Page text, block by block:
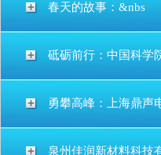
春天的故事：&nbs
砥砺前行：中国科学
勇攀高峰：上海鼎声
泉州佳润新材料科技